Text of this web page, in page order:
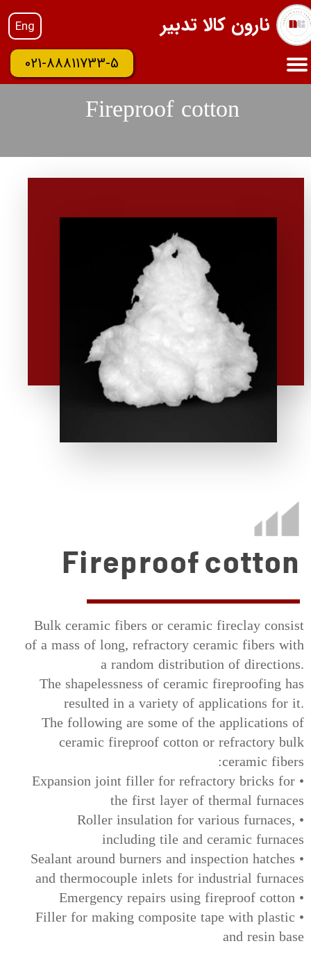
Eng
021-88811733-5
نارون کالا تدبیر
Fireproof cotton
Fireproof cotton
Bulk ceramic fibers or ceramic fireclay consist
of a mass of long, refractory ceramic fibers with
a random distribution of directions.
The shapelessness of ceramic fireproofing has
resulted in a variety of applications for it.
The following are some of the applications of
ceramic fireproof cotton or refractory bulk
ceramic fibers:
• Expansion joint filler for refractory bricks for
the first layer of thermal furnaces
• Roller insulation for various furnaces,
including tile and ceramic furnaces
• Sealant around burners and inspection hatches
and thermocouple inlets for industrial furnaces
• Emergency repairs using fireproof cotton
• Filler for making composite tape with plastic
and resin base